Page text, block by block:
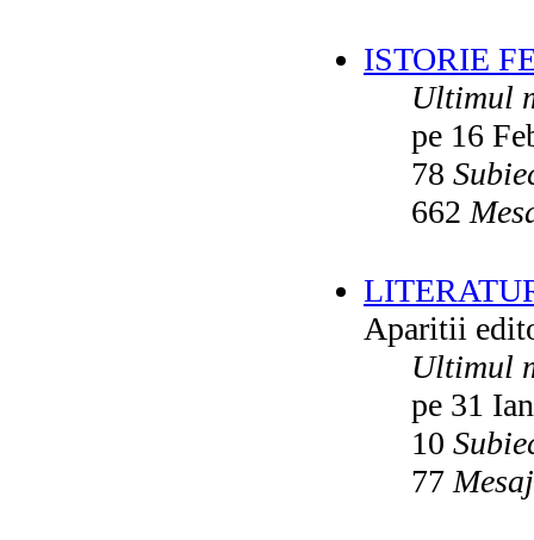
ISTORIE
Ultimul
pe 16
78
662
Aparitii
Ultimul
pe 31
10
77